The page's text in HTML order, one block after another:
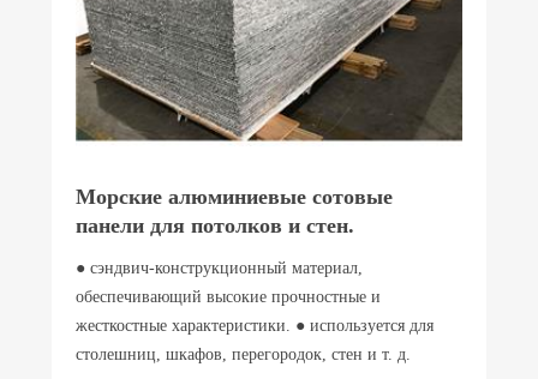
Морские алюминиевые сотовые
панели для потолков и стен.
● сэндвич-конструкционный материал,
обеспечивающий высокие прочностные и
жесткостные характеристики. ● используется для
столешниц, шкафов, перегородок, стен и т. д.